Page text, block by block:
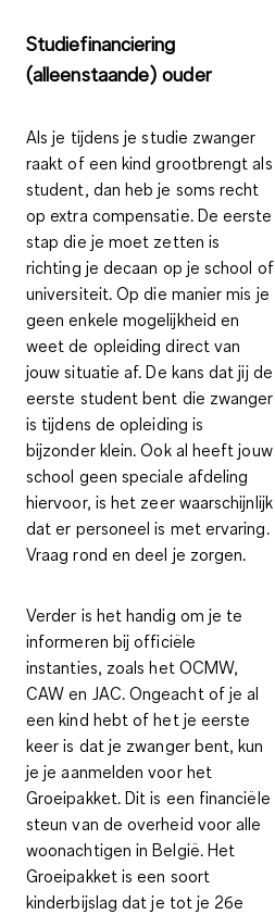
Studiefinanciering
(alleenstaande) ouder
Als je tijdens je studie zwanger
raakt of een kind grootbrengt als
student, dan heb je soms recht
op extra compensatie. De eerste
stap die je moet zetten is
richting je decaan op je school of
universiteit. Op die manier mis je
geen enkele mogelijkheid en
weet de opleiding direct van
jouw situatie af. De kans dat jij de
eerste student bent die zwanger
is tijdens de opleiding is
bijzonder klein. Ook al heeft jouw
school geen speciale afdeling
hiervoor, is het zeer waarschijnlijk
dat er personeel is met ervaring.
Vraag rond en deel je zorgen.
Verder is het handig om je te
informeren bij officiële
instanties, zoals het OCMW,
CAW en JAC. Ongeacht of je al
een kind hebt of het je eerste
keer is dat je zwanger bent, kun
je je aanmelden voor het
Groeipakket. Dit is een financiële
steun van de overheid voor alle
woonachtigen in België. Het
Groeipakket is een soort
kinderbijslag dat je tot je 26e